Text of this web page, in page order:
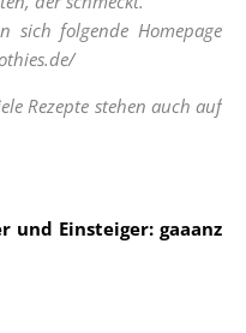
sich folgende Homepage
Rezepte stehen auch auf
und Einsteiger: gaaanz